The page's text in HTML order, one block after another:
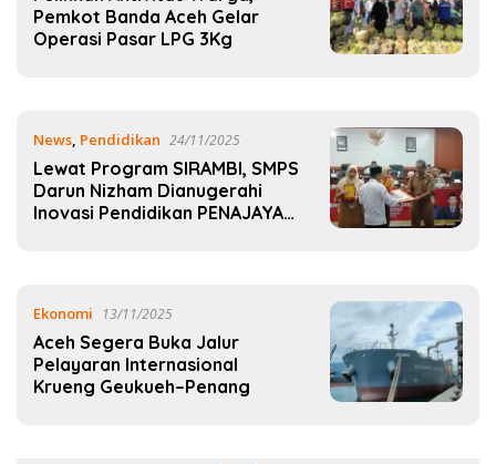
Pemkot Banda Aceh Gelar
Operasi Pasar LPG 3Kg
News, Pendidikan 24/11/2025
Lewat Program SIRAMBI, SMPS
Darun Nizham Dianugerahi
Inovasi Pendidikan PENAJAYA
Ekonomi 13/11/2025
Aceh Segera Buka Jalur
Pelayaran Internasional
Krueng Geukueh–Penang